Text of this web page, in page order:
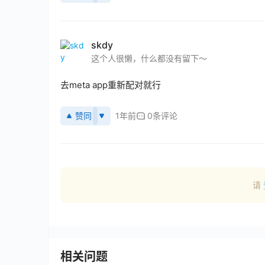
skdy
这个人很懒，什么都没有留下～
去meta app重新配对就行
赞同 1年前 0条评论
请
相关问题